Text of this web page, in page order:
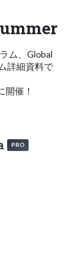
ム、Global
詳細資料で
催！
PRO